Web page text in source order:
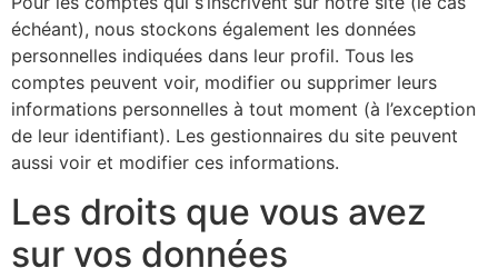
échéant), nous stockons également les données
personnelles indiquées dans leur profil. Tous les
comptes peuvent voir, modifier ou supprimer leurs
informations personnelles à tout moment (à l’exception
de leur identifiant). Les gestionnaires du site peuvent
aussi voir et modifier ces informations.
Les droits que vous avez
sur vos données